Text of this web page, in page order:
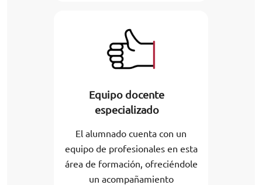
Equipo docente
especializado
El alumnado cuenta con un
equipo de profesionales en esta
área de formación, ofreciéndole
un acompañamiento